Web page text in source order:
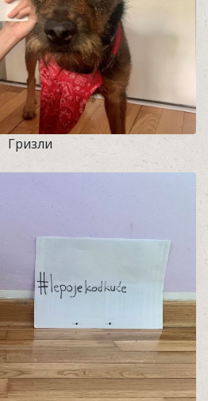
Гризли